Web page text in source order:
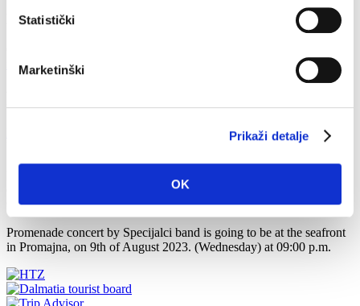
Statistički
Marketinški
Prikaži detalje
OK
Контакты
info@baskavoda.hr
Promenade concert in
9 авг. 2023 г.
Promenade concert by Specijalci band is going to be at the seafront
in Promajna, on 9th of August 2023. (Wednesday) at 09:00 p.m.